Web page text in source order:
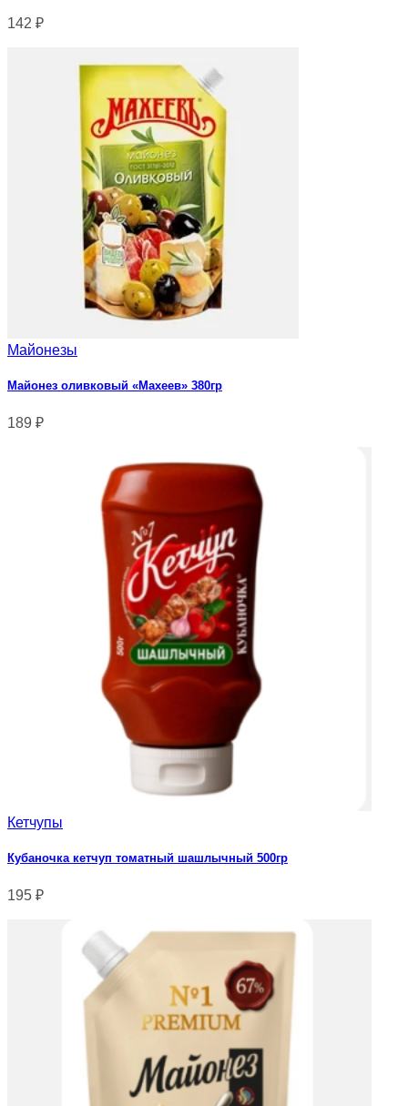
142 ₽
Майонезы
Майонез оливковый «Махеев» 380гр
189 ₽
Кетчупы
Кубаночка кетчуп томатный шашлычный 500гр
195 ₽